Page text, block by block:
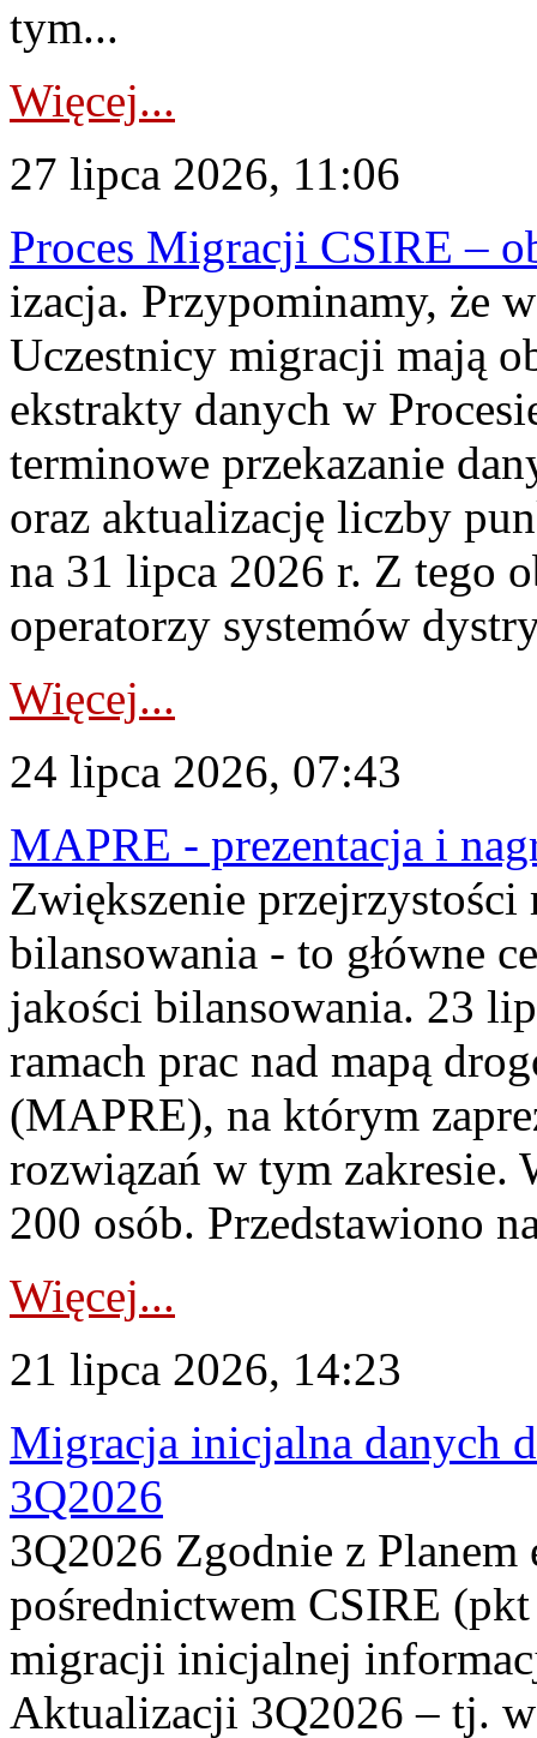
tym...
Więcej...
27 lipca 2026, 11:06
Proces Migracji CSIRE –
izacja. Przypominamy, że
Uczestnicy migracji mają
ekstrakty danych w
terminowe przekazanie
oraz aktualizację liczby
na 31 lipca 2026 r. Z tego
operatorzy systemów
Więcej...
24 lipca 2026, 07:43
MAPRE - prezentacja i
Zwiększenie
bilansowania - to główne
jakości bilansowania. 23
ramach prac nad mapą
(MAPRE), na którym
rozwiązań w tym zakresie.
200 osób. Przedstawiono
Więcej...
21 lipca 2026, 14:23
Migracja inicjalna danych
3Q2026
3Q2026 Zgodnie z
pośrednictwem CSIRE
migracji inicjalnej
Aktualizacji 3Q2026 – tj.